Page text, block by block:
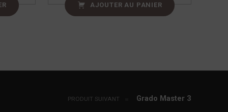
AJOUTER AU PANIER
PRODUIT SUIVANT Grado Master 3